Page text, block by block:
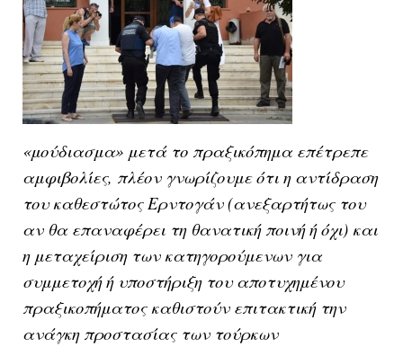
«μούδιασμα» μετά το πραξικόπημα επέτρεπε
αμφιβολίες, πλέον γνωρίζουμε ότι η αντίδραση
του καθεστώτος Ερντογάν (ανεξαρτήτως του
αν θα επαναφέρει τη θανατική ποινή ή όχι) και
η μεταχείριση των κατηγορούμενων για
συμμετοχή ή υποστήριξη του αποτυχημένου
πραξικοπήματος καθιστούν επιτακτική την
ανάγκη προστασίας των τούρκων